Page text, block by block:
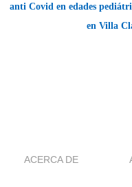
anti Covid en edades
en Villa
ACERCA DE